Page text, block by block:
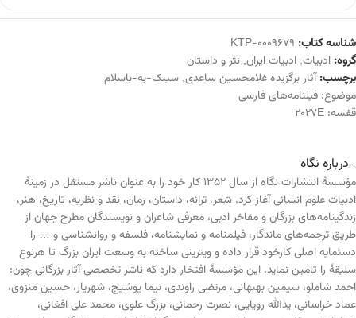
شناسه کتاب: KTP-0009679
گروه: ادبیات, ادبیات ایران, نثر و داستان
برچسب: آثار برگزیده غلامحسین ساعدی, سینک-به-باسلام
موضوع: فیلنامه‌های فارسی
قفسه: 2027E
درباره نگاه
مؤسسهٔ انتشارات نگاه از سال ۱۳۵۲ کار خود را به عنوان ناشر مستقل در زمینهٔ
ادبیات علوم انسانی آغاز کرد. شعر، ترانه، داستان، رمان، نقد و نظریه، تاریخ، هنر،
زندگینامه‌های بزرگان و مفاخر ادبی، معرفی شاعران و نویسندگان مطرح جهان از
طریق ترجمه‌های ماندگار، فیلمنامه و نمایشنامه، فلسفه و روانشناسی و … را
دستمایه اصلی کارخود قرار داده و ویترینی ساخته به وسعت ایران بزرگ تا هرنوع
سلیقهٔ را تامین نماید. این مؤسسهٔ افتخار دارد که ناشر تخصصی آثار بزرگانی چون:
احمد شاملو، سیمین بهبهانی، مرتضی راوندی، نیما یوشیج، شهریار، حسین منزوی،
عماد خراسانی، یدالله رویایی، نصرت رحمانی، بزرگ علوی، محمد علی افغانی،